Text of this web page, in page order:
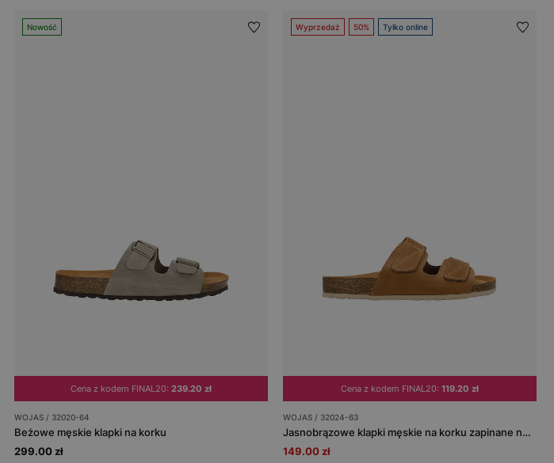
Nowość
Cena z kodem FINAL20:239.20 zł
WOJAS / 32020-64
Beżowe męskie klapki na korku
299.00 zł
Wyprzedaż 50% Tylko online
Cena z kodem FINAL20:119.20 zł
WOJAS / 32024-63
Jasnobrązowe klapki męskie na korku zapinane na rzepy
149.00 zł